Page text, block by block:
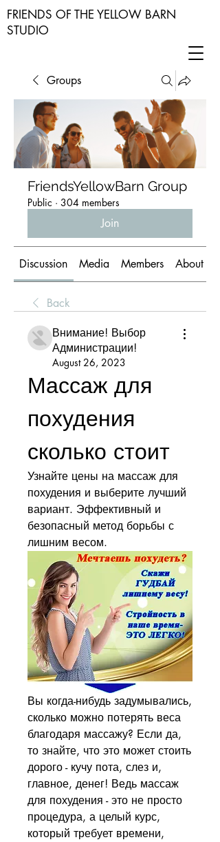
FRIENDS OF THE YELLOW BARN
STUDIO
Groups
FriendsYellowBarn Group
Public · 304 members
Join
Discussion Media Members About
Back
Внимание! Выбор
Администрации!
August 26, 2023
Массаж для
похудения
сколько стоит
Узнайте цены на массаж для
похудения и выберите лучший
вариант. Эффективный и
безопасный метод борьбы с
лишним весом.
Вы когда-нибудь задумывались,
сколько можно потерять веса
благодаря массажу? Если да,
то знайте, что это может стоить
дорого - кучу пота, слез и,
главное, денег! Ведь массаж
для похудения - это не просто
процедура, а целый курс,
который требует времени,